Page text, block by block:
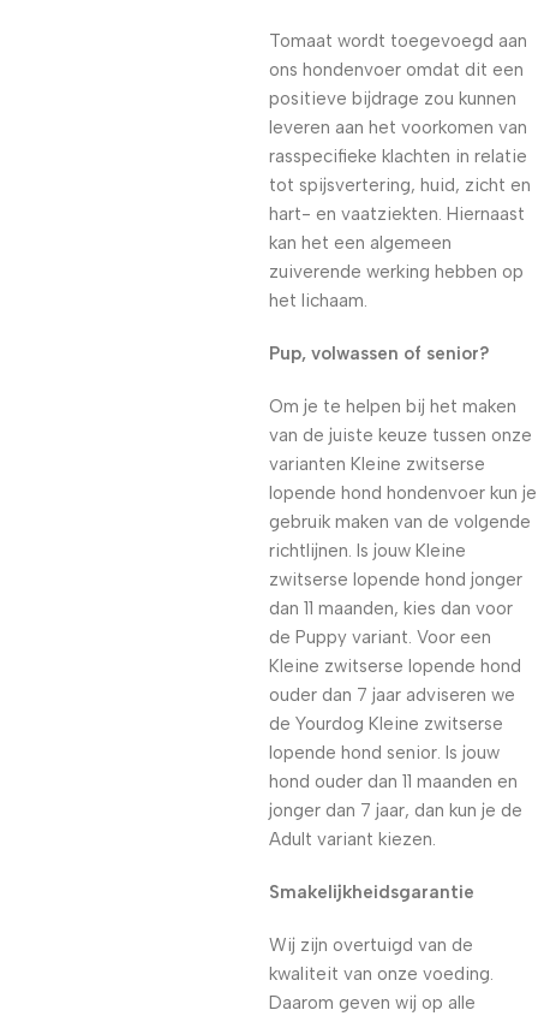
Tomaat wordt toegevoegd aan
ons hondenvoer omdat dit een
positieve bijdrage zou kunnen
leveren aan het voorkomen van
rasspecifieke klachten in relatie
tot spijsvertering, huid, zicht en
hart- en vaatziekten. Hiernaast
kan het een algemeen
zuiverende werking hebben op
het lichaam.
Pup, volwassen of senior?
Om je te helpen bij het maken
van de juiste keuze tussen onze
varianten Kleine zwitserse
lopende hond hondenvoer kun je
gebruik maken van de volgende
richtlijnen. Is jouw Kleine
zwitserse lopende hond jonger
dan 11 maanden, kies dan voor
de Puppy variant. Voor een
Kleine zwitserse lopende hond
ouder dan 7 jaar adviseren we
de Yourdog Kleine zwitserse
lopende hond senior. Is jouw
hond ouder dan 11 maanden en
jonger dan 7 jaar, dan kun je de
Adult variant kiezen.
Smakelijkheidsgarantie
Wij zijn overtuigd van de
kwaliteit van onze voeding.
Daarom geven wij op alle